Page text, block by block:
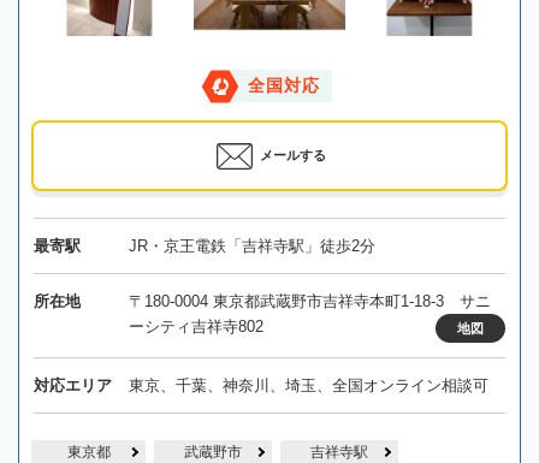
全国対応
メールする
最寄駅 JR・京王電鉄「吉祥寺駅」徒歩2分
所在地
〒180-0004 東京都武蔵野市吉祥寺本町1-18-3 サニ
ーシティ吉祥寺802
地図
対応エリア 東京、千葉、神奈川、埼玉、全国オンライン相談可
東京都 武蔵野市 吉祥寺駅